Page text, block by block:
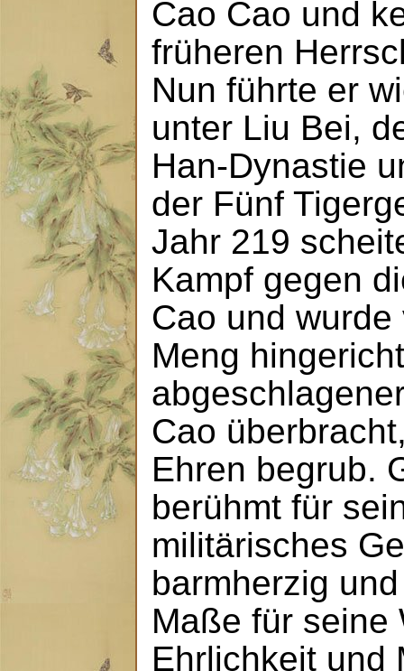
Cao Cao und
früheren
Nun führte er
unter Liu Bei,
Han-Dynastie
der Fünf
Jahr 219
Kampf gegen
Cao und
Meng
Cao
Ehren begrub.
berühmt für
militärisches
barmherzig
Maße für seine
Ehrlichkeit und